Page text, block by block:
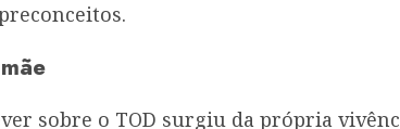
sobre o TOD surgiu da própria